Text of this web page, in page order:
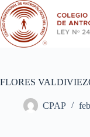
Saltar
al
contenido
FLORES
CPAP